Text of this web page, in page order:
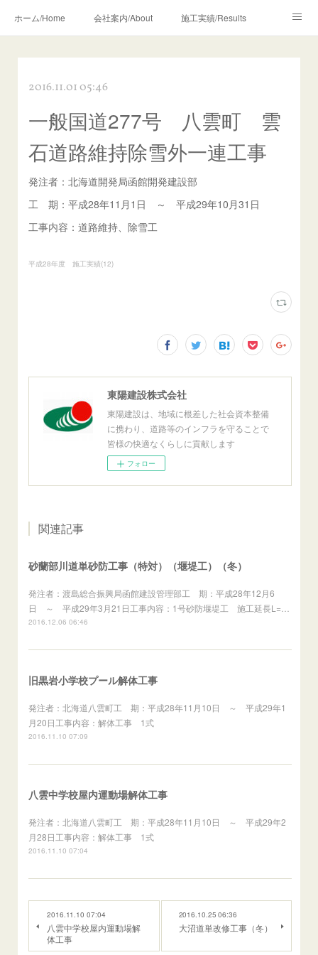
ホーム/Home 会社案内/About 施工実績/Results
2016.11.01 05:46
一般国道277号 八雲町 雲
石道路維持除雪外一連工事
発注者：北海道開発局函館開発建設部
工 期：平成28年11月1日 ～ 平成29年10月31日
工事内容：道路維持、除雪工
平成28年度 施工実績(12)
東陽建設株式会社
東陽建設は、地域に根差した社会資本整備
に携わり、道路等のインフラを守ることで
皆様の快適なくらしに貢献します
フォロー
関連記事
砂蘭部川道単砂防工事（特対）（堰堤工）（冬）
発注者：渡島総合振興局函館建設管理部工 期：平成28年12月6
日 ～ 平成29年3月21日工事内容：1号砂防堰堤工 施工延長L=…
2016.12.06 06:46
旧黒岩小学校プール解体工事
発注者：北海道八雲町工 期：平成28年11月10日 ～ 平成29年1
月20日工事内容：解体工事 1式
2016.11.10 07:09
八雲中学校屋内運動場解体工事
発注者：北海道八雲町工 期：平成28年11月10日 ～ 平成29年2
月28日工事内容：解体工事 1式
2016.11.10 07:04
2016.11.10 07:04
八雲中学校屋内運動場解
体工事
2016.10.25 06:36
大沼道単改修工事（冬）